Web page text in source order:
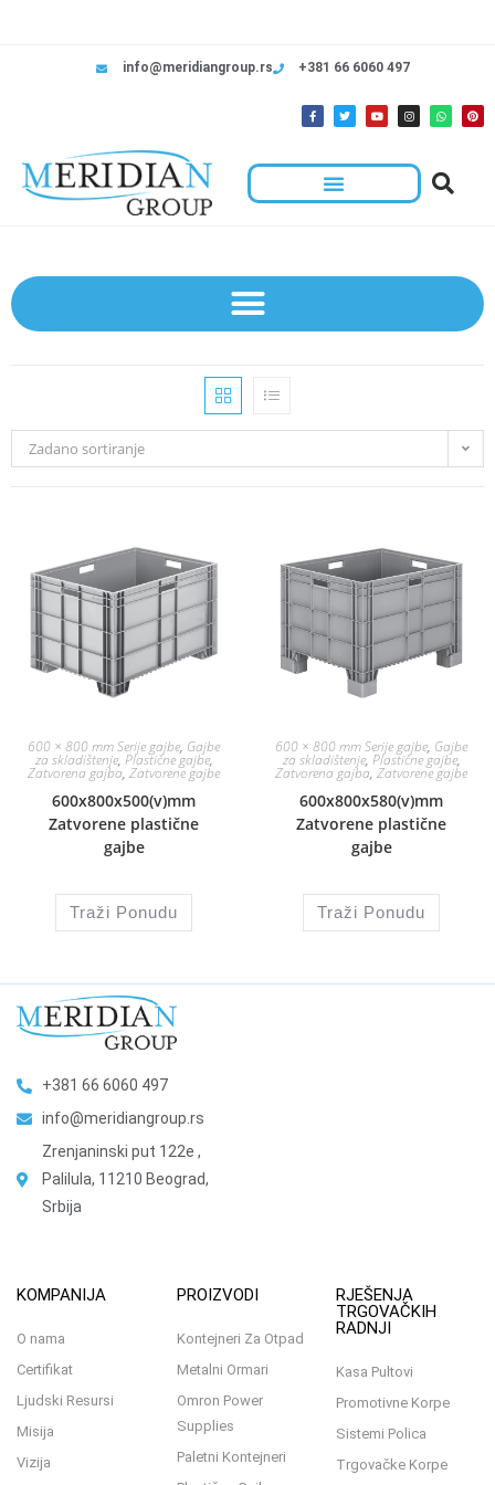
info@meridiangroup.rs +381 66 6060 497
Zadano sortiranje
600 × 800 mm Serije gajbe, Gajbe
za skladištenje, Plastične gajbe,
Zatvorena gajba, Zatvorene gajbe
600x800x500(v)mm
Zatvorene plastične
gajbe
Traži Ponudu
600 × 800 mm Serije gajbe, Gajbe
za skladištenje, Plastične gajbe,
Zatvorena gajba, Zatvorene gajbe
600x800x580(v)mm
Zatvorene plastične
gajbe
Traži Ponudu
+381 66 6060 497
info@meridiangroup.rs
Zrenjaninski put 122e ,
Palilula, 11210 Beograd,
Srbija
KOMPANIJA
O nama
Certifikat
Ljudski Resursi
Misija
Vizija
PROIZVODI
Kontejneri Za Otpad
Metalni Ormari
Omron Power
Supplies
Paletni Kontejneri
RJEŠENJA
TRGOVAČKIH
RADNJI
Kasa Pultovi
Promotivne Korpe
Sistemi Polica
Trgovačke Korpe